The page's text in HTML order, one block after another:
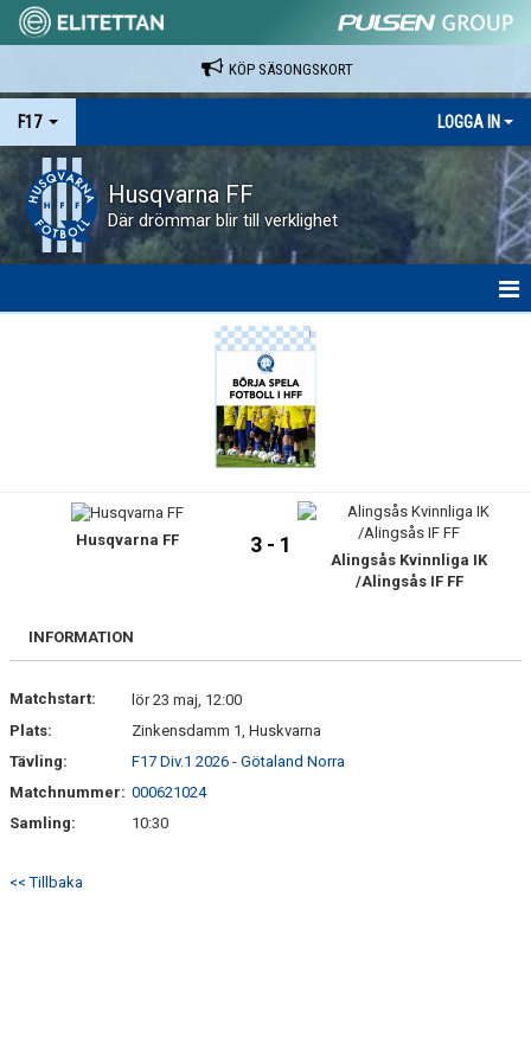
KÖP SÄSONGSKORT
F17 LOGGA IN
Husqvarna FF
Där drömmar blir till verklighet
TRUPPEN
DOKUMENT
KONTAKT
Husqvarna FF 3 - 1
Alingsås Kvinnliga IK
/Alingsås IF FF
INFORMATION
Matchstart:
lör 23 maj, 12:00
Plats:
Zinkensdamm 1, Huskvarna
Tävling:
F17 Div.1 2026 - Götaland Norra
Matchnummer: 000621024
Samling:
10:30
<< Tillbaka